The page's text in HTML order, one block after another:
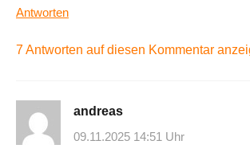
Antworten
7 Antworten auf diesen Kommentar
andreas
09.11.2025 14:51 Uhr